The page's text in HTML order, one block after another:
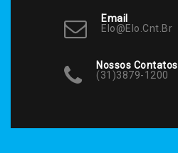
Email
Elo@elo.cnt.br
Nossos Contatos
(31)3879-1200